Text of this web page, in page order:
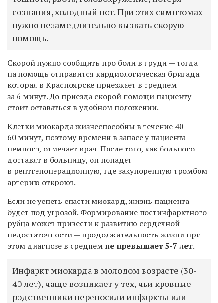
сознания, холодный пот. При этих симптомах
нужно незамедлительно вызвать скорую
помощь.
Скорой нужно сообщить про боли в груди — тогда
на помощь отправится кардиологическая бригада,
которая в Красноярске приезжает в среднем
за 6 минут. До приезда скорой помощи пациенту
стоит оставаться в удобном положении.
Клетки миокарда жизнеспособны в течение 40-
60 минут, поэтому времени в запасе у пациента
немного, отмечает врач. После того, как больного
доставят в больницу, он попадет
в рентгеноперационную, где закупоренную тромбом
артерию откроют.
Если не успеть спасти миокард, жизнь пациента
будет под угрозой. Формирование постинфарктного
рубца может привести к развитию сердечной
недостаточности — продолжительность жизни при
этом диагнозе в среднем не превышает 5-7 лет.
Инфаркт миокарда в молодом возрасте (30-
40 лет), чаще возникает у тех, чьи кровные
родственники переносили инфаркты или